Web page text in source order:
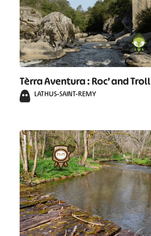
Tèrra Aventura : Roc’ and Troll
LATHUS-SAINT-REMY